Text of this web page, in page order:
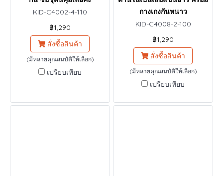
KID-C4002-4-110
฿1,290
สั่งซื้อสินค้า
(มีหลายคุณสมบัติให้เลือก)
เปรียบเทียบ
กางเกงกันหนาว
KID-C4008-2-100
฿1,290
สั่งซื้อสินค้า
(มีหลายคุณสมบัติให้เลือก)
เปรียบเทียบ